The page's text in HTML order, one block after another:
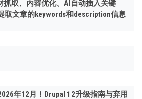
抓取、内容优化、AI自动插入关键
取文章的keywords和description信息
年12月！Drupal 12升级指南与弃用